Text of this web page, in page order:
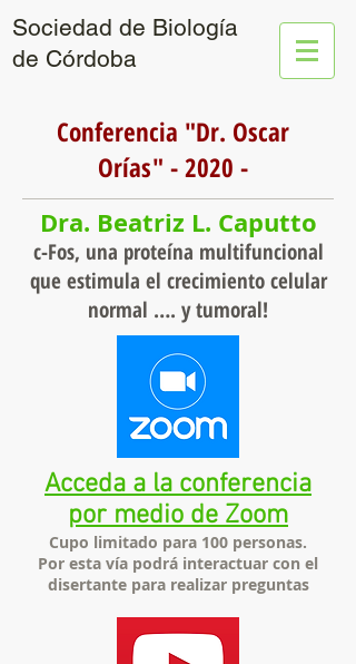
Sociedad de Biología
de Córdoba
Conferencia "Dr. Oscar
Orías" - 2020 -
Dra. Beatriz L. Caputto
c-Fos, una proteína multifuncional
que estimula el crecimiento celular
normal …. y tumoral!
Acceda a la conferencia
por medio de Zoom
Cupo limitado para 100 personas.
Por esta vía podrá interactuar con el
disertante para realizar preguntas